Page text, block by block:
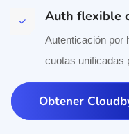
Auth flexible
Autenticación por
cuotas unificadas
Obtener